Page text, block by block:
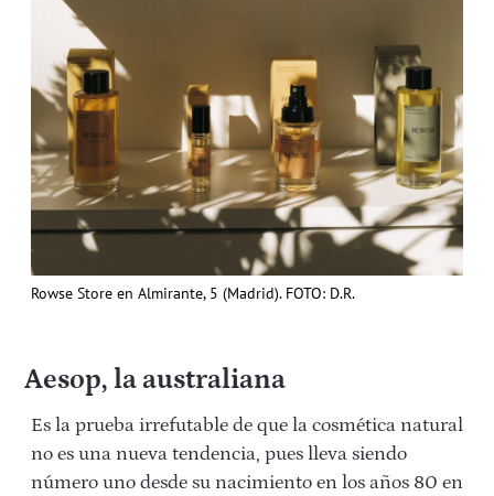
Rowse Store en Almirante, 5 (Madrid). FOTO: D.R.
Aesop, la australiana
Es la prueba irrefutable de que la cosmética natural
no es una nueva tendencia, pues lleva siendo
número uno desde su nacimiento en los años 80 en